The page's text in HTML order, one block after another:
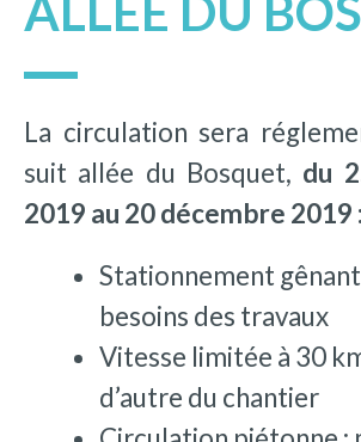
ALLÉE DU
La circulation sera
suit allée du Bosquet, du
2019 au 20 décembre 2019 :
Stationnement
besoins des travaux
Vitesse limitée à 30
d’autre du chantier